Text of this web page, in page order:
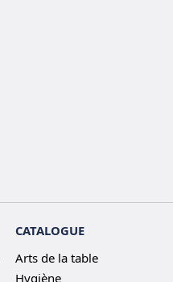
CATALOGUE
Arts de la table
Hygiène